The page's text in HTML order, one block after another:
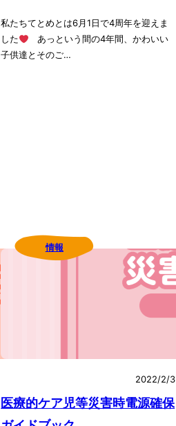
私たちてとめとは6月1日で4周年を迎えま
した
あっという間の4年間、かわいい
子供達とそのご…
情報
2022/2/3
医療的ケア児等災害時電源確保